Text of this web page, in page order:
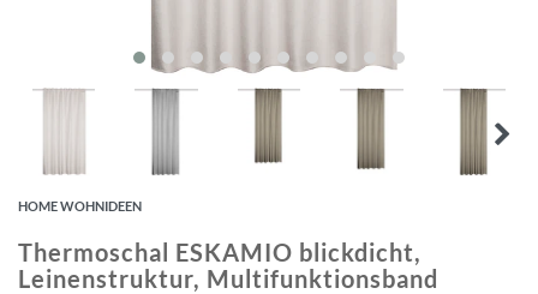
HOME WOHNIDEEN
Thermoschal ESKAMIO blickdicht,
Leinenstruktur, Multifunktionsband